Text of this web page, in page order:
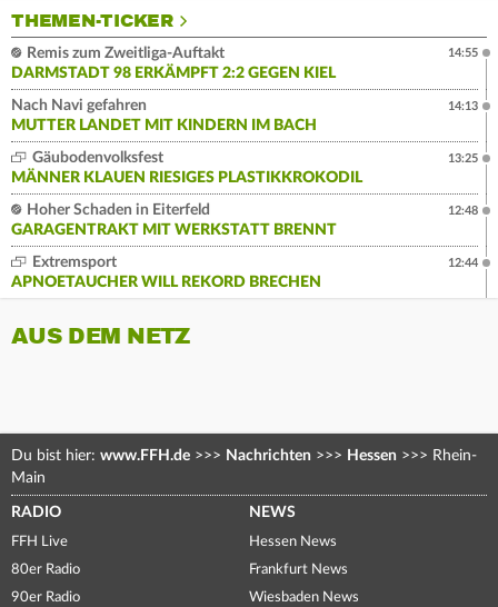
THEMEN-TICKER
Remis zum Zweitliga-Auftakt
DARMSTADT 98 ERKÄMPFT 2:2 GEGEN KIEL
14:55
Nach Navi gefahren
MUTTER LANDET MIT KINDERN IM BACH
14:13
Gäubodenvolksfest
MÄNNER KLAUEN RIESIGES PLASTIKKROKODIL
13:25
Hoher Schaden in Eiterfeld
GARAGENTRAKT MIT WERKSTATT BRENNT
12:48
Extremsport
APNOETAUCHER WILL REKORD BRECHEN
12:44
AUS DEM NETZ
Du bist hier: www.FFH.de >>> Nachrichten >>> Hessen >>> Rhein-
Main
RADIO
FFH Live
80er Radio
90er Radio
NEWS
Hessen News
Frankfurt News
Wiesbaden News